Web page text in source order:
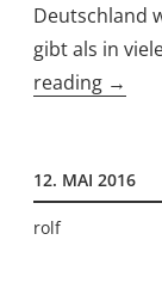
Deutschland
gibt als in
reading
bald
→
12. MAI 2016
rolf